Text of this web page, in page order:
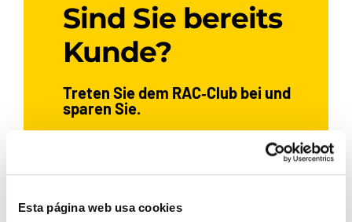
Esta página web usa cookies
Sind Sie bereits
Kunde?
Treten Sie dem RAC‑Club bei und
sparen Sie.
JETZT BEITRETEN